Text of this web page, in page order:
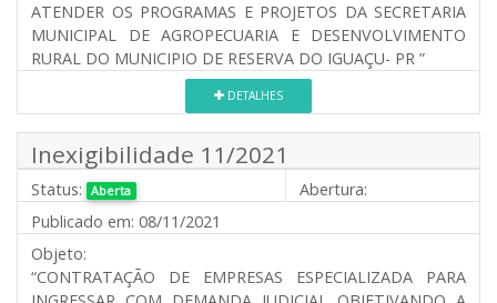
ATENDER OS PROGRAMAS E PROJETOS DA SECRETARIA
MUNICIPAL DE AGROPECUARIA E DESENVOLVIMENTO
RURAL DO MUNICIPIO DE RESERVA DO IGUAÇU- PR ”
DETALHES
Inexigibilidade 11/2021
Status: Aberta
Abertura:
Publicado em: 08/11/2021
Objeto:
“CONTRATAÇÃO DE EMPRESAS ESPECIALIZADA PARA